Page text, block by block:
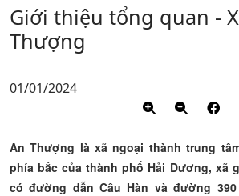
Giới thiệu tổng quan -
Thượng
01/01/2024
An Thượng là xã ngoại thành trung
phía bắc của thành phố Hải Dương, xã
có đường dẫn Cầu Hàn và đường